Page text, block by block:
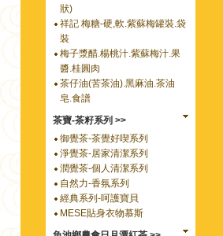
狀)
祥記 梅糖-硬,軟.紫蘇梅罐裝.袋
裝
梅子漿醋.楊桃汁.紫蘇梅汁.果
醬.桂圓肉
茶仔油(苦茶油).黑麻油.茶油
皂.食譜
茶寶-茶籽系列 >>
御覺茶-茶覺好喫系列
淨覺茶-居家清潔系列
潤覺茶-個人清潔系列
自然力-香氛系列
經典系列-呵護寶貝
MESE貼身衣物慕斯